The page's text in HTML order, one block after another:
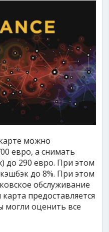
можно
евро, а снимать
до 290 евро. При этом
до 8%. При этом
обслуживание
предоставляется
могли оценить все